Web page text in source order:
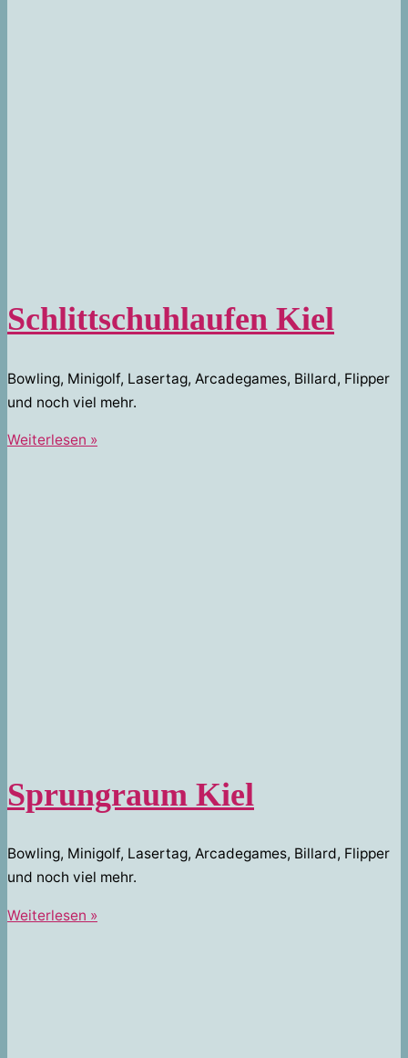
Schlittschuhlaufen Kiel
Bowling, Minigolf, Lasertag, Arcadegames, Billard, Flipper
und noch viel mehr.
Schlittschuhlaufen
Weiterlesen »
Sprungraum Kiel
Bowling, Minigolf, Lasertag, Arcadegames, Billard, Flipper
und noch viel mehr.
Sprungraum
Weiterlesen »